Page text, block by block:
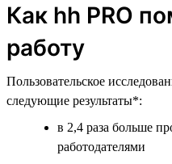
Как hh PRO
работу
Пользовательское
следующие результаты*:
в 2,4 раза больше
работодателями